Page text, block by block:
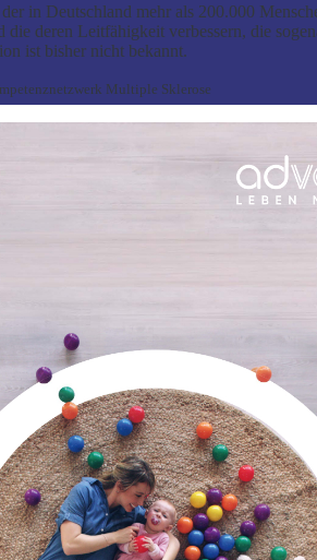
in Deutschland mehr als 200.000
deren Leitfähigkeit verbessern, die
ist bisher nicht bekannt.
Multiple Sklerose